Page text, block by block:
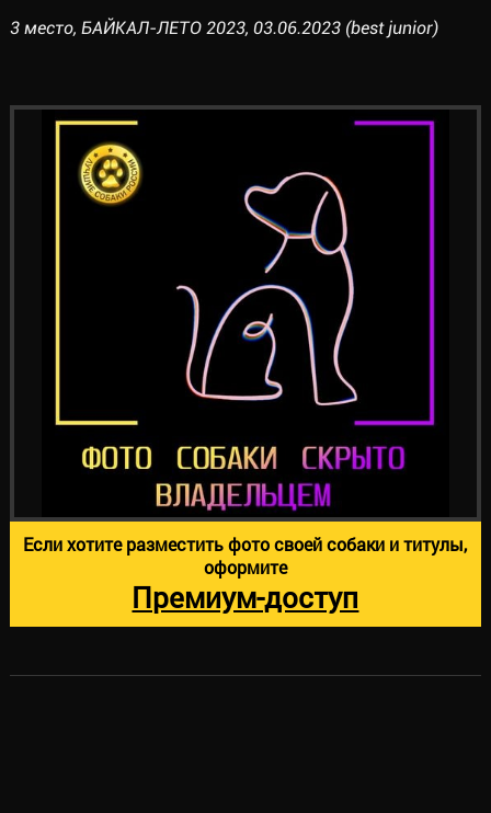
3 место, БАЙКАЛ-ЛЕТО 2023, 03.06.2023 (best junior)
Если хотите разместить фото своей собаки и титулы,
оформите
Премиум-доступ